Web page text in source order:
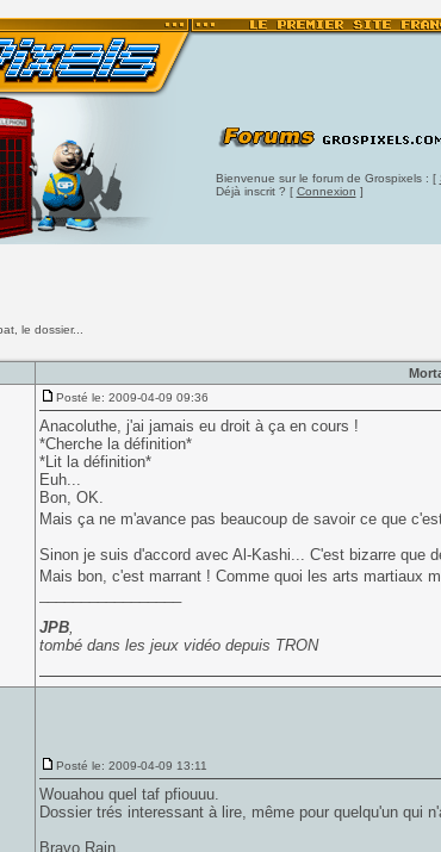
Bienvenue sur le forum de Grospixels : [
Déjà inscrit ? [ Connexion ]
le dossier...
Posté le: 2009-04-09 09:36
Anacoluthe, j'ai jamais eu droit à ça en cours !
*Cherche la définition*
*Lit la définition*
Euh...
Bon, OK.
Mais ça ne m'avance pas beaucoup de savoir ce que
Sinon je suis d'accord avec Al-Kashi... C'est bizarre que
Mais bon, c'est marrant ! Comme quoi les arts martiaux
JPB,
tombé dans les jeux vidéo depuis TRON
Posté le: 2009-04-09 13:11
Wouahou quel taf pfiouuu.
Dossier trés interessant à lire, même pour quelqu'un qui
Bravo Rain.